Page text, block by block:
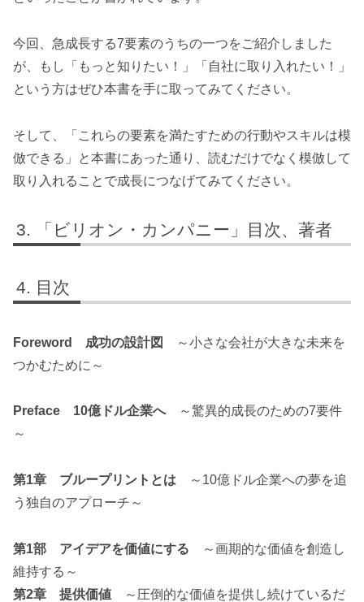
今回、急成長する7要素のうちの一つをご紹介しました
が、もし「もっと知りたい！」「自社に取り入れたい！」
という方はぜひ本書を手に取ってみてください。
そして、「これらの要素を満たすための行動やスキルは模
倣できる」と本書にあった通り、読むだけでなく模倣して
取り入れることで成長につなげてみてください。
「ビリオン・カンパニー」目次、著者
目次
Foreword 成功の設計図
～小さな会社が大きな未来を
つかむために～
Preface 10億ドル企業へ
～驚異的成長のための7要件
～
第1章 ブループリントとは
～10億ドル企業への夢を追
う独自のアプローチ～
第1部 アイデアを価値にする
～画期的な価値を創造し
維持する～
第2章 提供価値
～圧倒的な価値を提供し続けているだ